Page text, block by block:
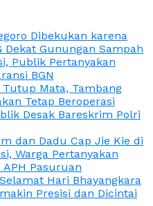
Dibekukan karena
Dekat Gunungan Sampah
Publik Pertanyakan
BGN
Mata, Tambang
Tetap Beroperasi
Desak Bareskrim Polri
dan Dadu Cap Jie Kie di
Warga Pertanyakan
Pasuruan
Hari Bhayangkara
Presisi dan Dicintai